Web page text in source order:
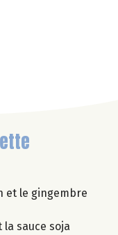
et le gingembre
sauce soja